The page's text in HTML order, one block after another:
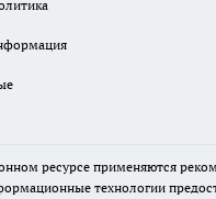
ресурсе применяются
технологии